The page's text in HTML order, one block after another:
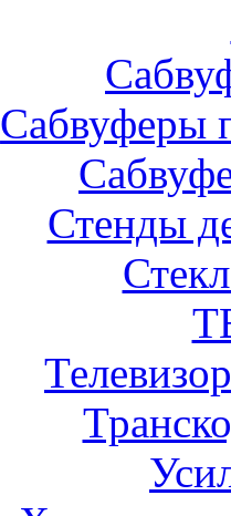
Сабвуферы
Стенды